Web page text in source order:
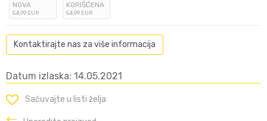
NOVA
54,99 EUR
KORIŠĆENA
54,99 EUR
Kontaktirajte nas za više informacija
Datum izlaska: 14.05.2021
Sačuvajte u listi želja